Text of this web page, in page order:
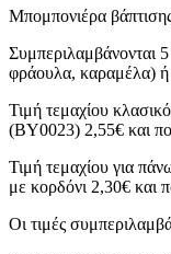
Μπομπονιέρα
Συμπεριλαμβάνονται
φράουλα, καραμέλα) ή
Τιμή τεμαχίου
(ΒΥ0023) 2,55€ και
Τιμή τεμαχίου για
με κορδόνι 2,30€ και
Οι τιμές